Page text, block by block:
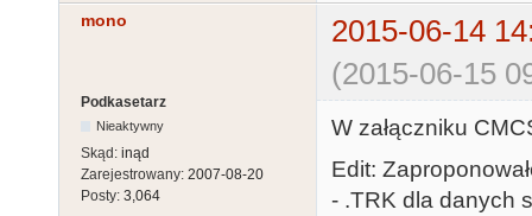
mono
2015-06-14
(2015-06-15
Podkasetarz
Nieaktywny
Skąd: inąd
Zarejestrowany: 2007-08-20
Posty: 3,064
W załączniku
Edit:
- .TRK dla danych